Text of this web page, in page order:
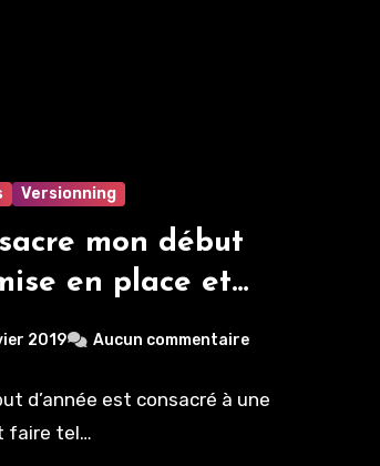
Versionning
mon début
en place et
git
2019 Aucun commentaire
d’année est consacré à une
faire tel…